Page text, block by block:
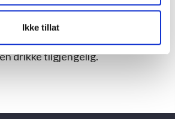
Ikke tillat
denne produsenten
drikke tilgjengelig.